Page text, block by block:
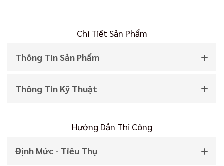
Chi Tiết Sản Phẩm
Thông Tin Sản Phẩm
Thông Tin Kỹ Thuật
Hướng Dẫn Thi Công
Định Mức - Tiêu Thụ